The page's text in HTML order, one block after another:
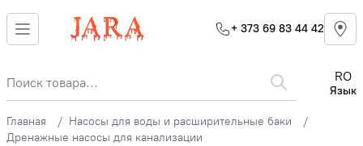
+ 373 69 83 44 42
RO
Язык
Главная
Насосы для воды и расширительные баки
Дренажные насосы для канализации